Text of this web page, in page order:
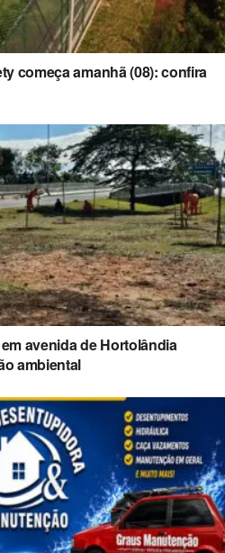
começa amanhã (08): confira
avenida de Hortolândia
ambiental